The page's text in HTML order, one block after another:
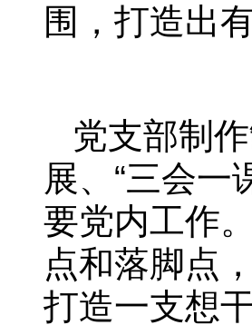
围，打造出
党支部制
展、“三会一
要党内工作
点和落脚点
打造一支想